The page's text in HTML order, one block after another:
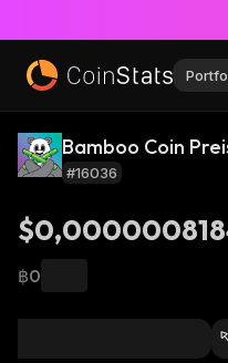
Bamboo Coin
#16036
฿0